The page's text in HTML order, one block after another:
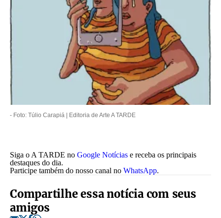
- Foto: Túlio Carapiá | Editoria de Arte A TARDE
Siga o A TARDE no Google Notícias e receba os principais
destaques do dia.
Participe também do nosso canal no WhatsApp.
Compartilhe essa notícia com seus
amigos